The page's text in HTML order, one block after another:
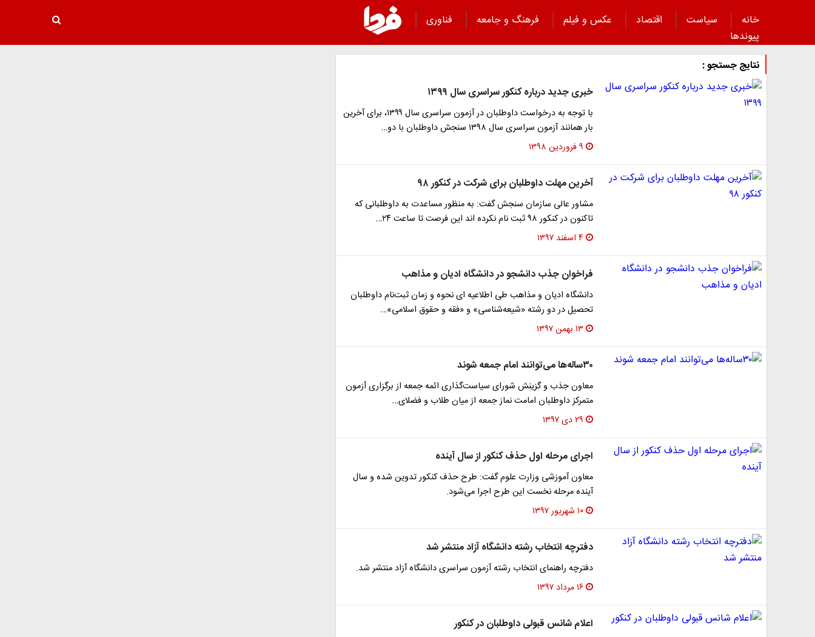
خانه سیاست اقتصاد عکس و فیلم فرهنگ و جامعه
فناوری
پیوند‌ها
نتایج جستجو :
خبری جدید درباره کنکور سراسری سال ۱۳۹۹
با توجه به درخواست داوطلبان در آزمون سراسری سال ۱۳۹۹، برای آخرین
بار همانند آزمون سراسری سال ۱۳۹۸ سنجش داوطلبان با دو…
۹ فروردین ۱۳۹۸
آخرین مهلت داوطلبان برای شرکت در کنکور ۹۸
مشاور عالی سازمان سنجش گفت: به منظور مساعدت به داوطلبانی که
تاکنون در کنکور ۹۸ ثبت نام نکرده اند این فرصت تا ساعت ۲۴…
۴ اسفند ۱۳۹۷
فراخوان جذب دانشجو در دانشگاه ادیان و مذاهب
دانشگاه ادیان و مذاهب طی اطلاعیه ای نحوه و زمان ثبت‌نام داوطلبان
تحصیل در دو رشته «شیعه‌شناسی» و «فقه و حقوق اسلامی»…
۱۳ بهمن ۱۳۹۷
۳۰ساله‌ها می‌توانند امام جمعه شوند
معاون جذب و گزینش شورای سیاست‌گذاری ائمه جمعه از برگزاری آزمون
متمرکز داوطلبان امامت نماز جمعه از میان طلاب و فضلای…
۲۹ دی ۱۳۹۷
اجرای مرحله اول حذف کنکور از سال آینده
معاون آموزشی وزارت علوم گفت: طرح حذف کنکور تدوین شده و سال
آینده مرحله نخست این طرح اجرا می‌شود.
۱۰ شهریور ۱۳۹۷
دفترچه انتخاب رشته دانشگاه آزاد منتشر شد
دفترچه راهنمای انتخاب رشته آزمون سراسری دانشگاه آزاد منتشر شد.
۱۶ مرداد ۱۳۹۷
اعلام شانس قبولی داوطلبان در کنکور